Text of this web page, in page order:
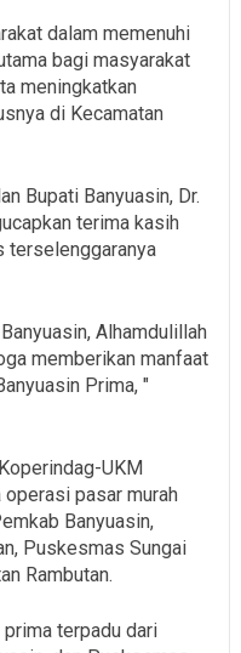
dalam memenuhi
bagi masyarakat
meningkatkan
di Kecamatan
Bupati Banyuasin, Dr.
terima kasih
terselenggaranya
Alhamdulillah
memberikan manfaat
Prima, "
UKM
operasi pasar murah
Banyuasin,
Puskesmas Sungai
Rambutan.
terpadu dari